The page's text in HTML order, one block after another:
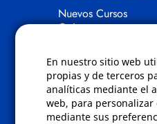
En nuestro sitio web
propias y de terceros
analíticas mediante el
web, para
mediante sus
Nuevos Cursos
Quienes somos
Políticas
Condiciones de
Aviso de privacidad